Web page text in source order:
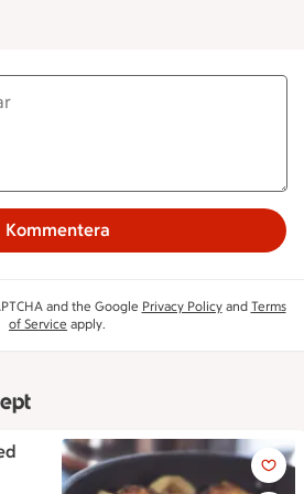
Kommentera
and the Google Privacy Policyand Terms
of Service apply.
Stekta squashskivor med